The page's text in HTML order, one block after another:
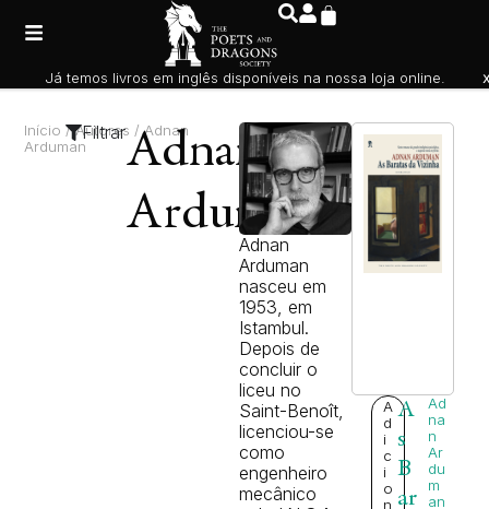
Início / Autores / Adnan
Arduman
FiltrarAdnan
Arduman
Adnan
Arduman
nasceu em
1953, em
Istambul.
Depois de
concluir o
liceu no
Saint-Benoît,
licenciou-se
como
engenheiro
mecânico
A
d
i
c
i
o
n
A
s
B
ar
Ad
na
n
Ar
du
m
an
Já temos livros em inglês disponíveis na nossa loja online.